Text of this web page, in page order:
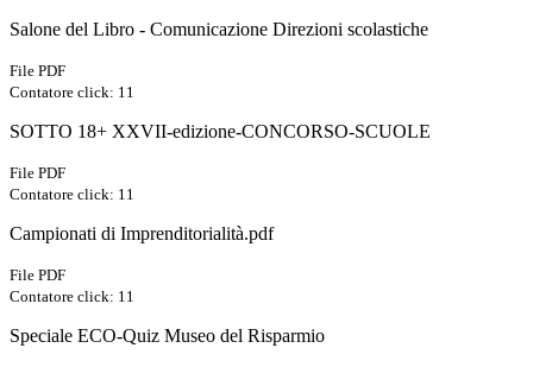
Salone del Libro - Comunicazione Direzioni scolastiche
File PDF
Contatore click: 11
SOTTO 18+ XXVII-edizione-CONCORSO-SCUOLE
File PDF
Contatore click: 11
Campionati di Imprenditorialità.pdf
File PDF
Contatore click: 11
Speciale ECO-Quiz Museo del Risparmio